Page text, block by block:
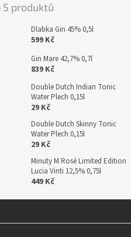
5 produktů
Dlabka Gin 45% 0,5l
599 Kč
Gin Mare 42,7% 0,7l
839 Kč
Double Dutch Indian Tonic
Water Plech 0,15l
29 Kč
Double Dutch Skinny Tonic
Water Plech 0,15l
29 Kč
Minuty M Rosé Limited Edition
Lucia Vinti 12,5% 0,75l
449 Kč